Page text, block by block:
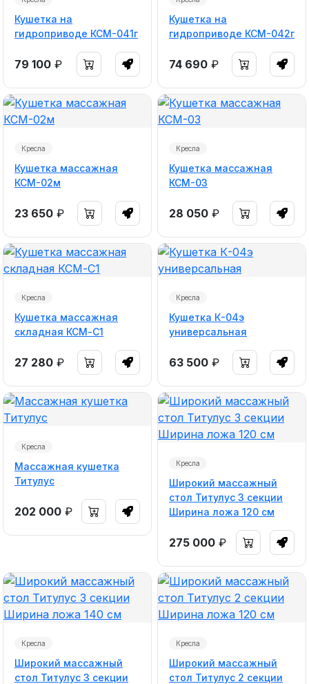
Кушетка на
гидроприводе КСМ-041г
79 100 ₽
Кушетка на
гидроприводе КСМ-042г
74 690 ₽
Кресла
Кушетка массажная
КСМ-02м
23 650 ₽
Кресла
Кушетка массажная
КСМ-03
28 050 ₽
Кресла
Кушетка массажная
складная КСМ-С1
27 280 ₽
Кресла
Кушетка К-04э
универсальная
63 500 ₽
Кресла
Массажная кушетка
Титулус
202 000 ₽
Кресла
Широкий массажный
стол Титулус 3 секции
Ширина ложа 120 см
275 000 ₽
Кресла
Широкий массажный
стол Титулус 3 секции
Кресла
Широкий массажный
стол Титулус 2 секции